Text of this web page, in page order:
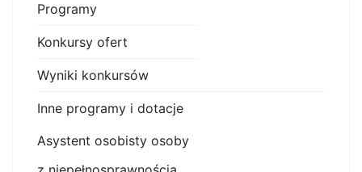
Programy
Konkursy ofert
Wyniki konkursów
Inne programy i dotacje
Asystent osobisty osoby